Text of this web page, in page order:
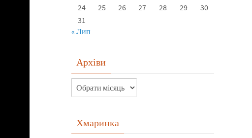
24
25 26 27 28 29
30
31
« Лип
Архіви
Хмаринка